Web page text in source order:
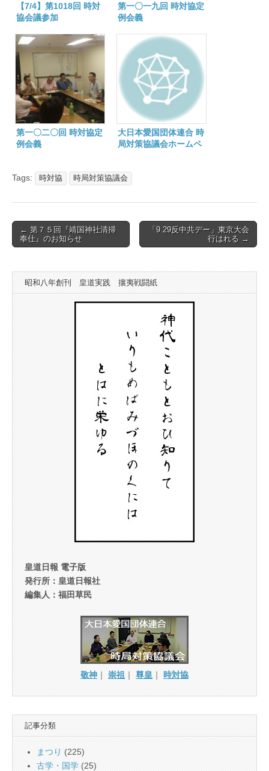
【7/4】第1018回 時対
協会議参加
第一〇一九回 時対協定
例会義
第一〇二〇回 時対協定
例会義
大日本愛国団体連合 時
局対策協議会ホームペ
Tags: 時対協 時局対策協議会
Post
navigation
← 第７５回『靖国神社清掃
奉仕』のお知らせ
「9.29反中共デー」東京大会
行はれる →
昭和八年創刊 皇道実践 攘夷戦闘紙
皇道日報 電子版
発行所：皇道日報社
編集人：福田草民
敬神 ｜ 崇祖 ｜ 尊皇 ｜ 時対協
記事分類
まつり (225)
古学・国学 (25)